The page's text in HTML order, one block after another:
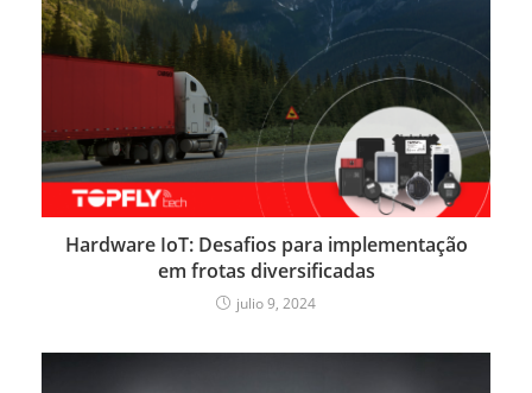
Hardware IoT: Desafios para implementação
em frotas diversificadas
julio 9, 2024